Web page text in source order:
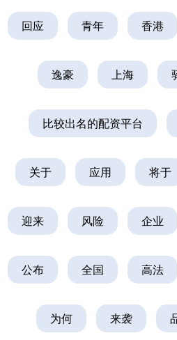
回应 青年 香港
逸豪 上海
比较出名的配资平台
关于 应用 将于
迎来 风险 企业
公布 全国 高法
为何 来袭